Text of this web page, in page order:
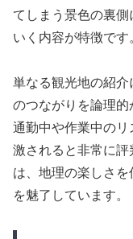
てしまう景色の裏
いく内容が特徴です
単なる観光地の紹
のつながりを論理的
通勤中や作業中のリ
激されると非常に
は、地理の楽しさ
を魅了しています。